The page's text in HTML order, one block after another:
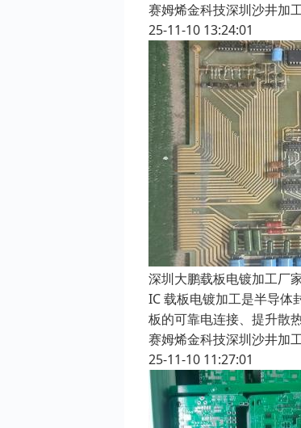
赛姆烯金科技深圳沙井加
25-11-10 13:24:01
深圳大鹏载板电镀加工厂
IC 载板电镀加工是半导体
板的可靠电连接、提升散
赛姆烯金科技深圳沙井加
25-11-10 11:27:01